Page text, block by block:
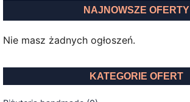
NAJNOWSZE OFERTY
Nie masz żadnych ogłoszeń.
KATEGORIE OFERT